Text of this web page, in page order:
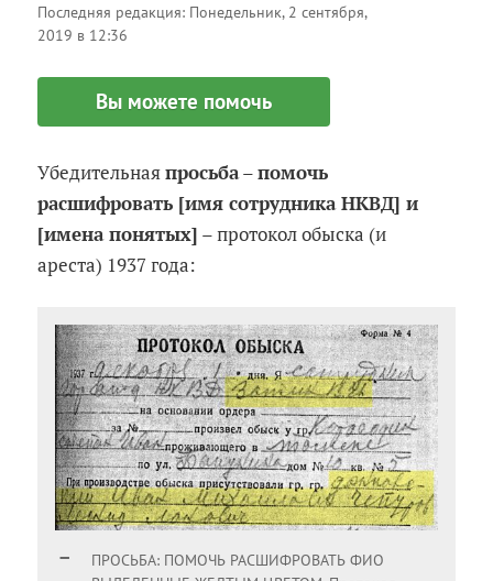
Последняя редакция: Понедельник, 2 сентября,
2019 в 12:36
Вы можете помочь
Убедительнаяпросьба–помочь
расшифровать [имя сотрудника НКВД] и
[имена понятых] – протокол обыска (и
ареста) 1937 года:
ПРОСЬБА: ПОМОЧЬ РАСШИФРОВАТЬ ФИО